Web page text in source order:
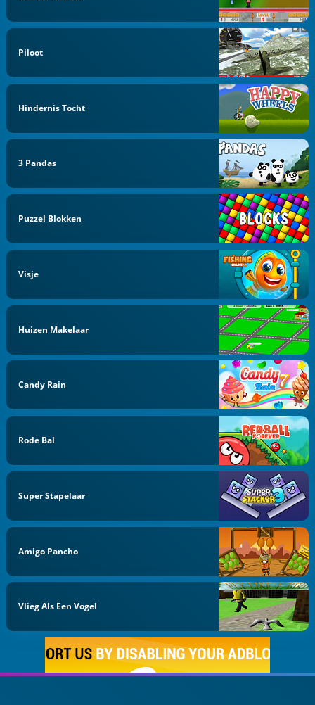
Piloot
Hindernis Tocht
3 Pandas
Puzzel Blokken
Visje
Huizen Makelaar
Candy Rain
Rode Bal
Super Stapelaar
Amigo Pancho
Vlieg Als Een Vogel